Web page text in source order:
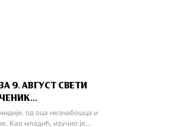
9. АВГУСТ СВЕТИ
од оца незнабошца и
Као младић, изучио је...